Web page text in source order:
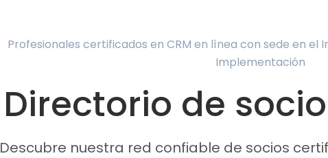
Profesionales certificados en CRM en línea con sede en el
Implementación
Directorio de
Descubre nuestra red confiable de socios